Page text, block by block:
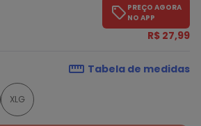
PREÇO AGORA
NO APP
R$ 27,99
Tabela de medidas
XLG